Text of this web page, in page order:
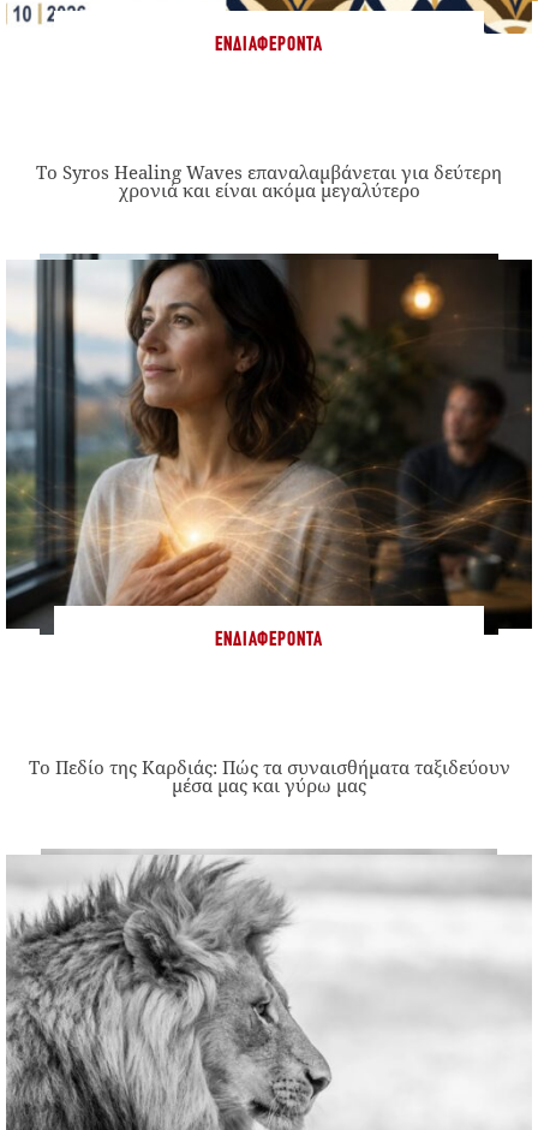
ΕΝΔΙΑΦΈΡΟΝΤΑ
Το Syros Healing Waves επαναλαμβάνεται για δεύτερη
χρονιά και είναι ακόμα μεγαλύτερο
ΕΝΔΙΑΦΈΡΟΝΤΑ
Το Πεδίο της Καρδιάς: Πώς τα συναισθήματα ταξιδεύουν
μέσα μας και γύρω μας